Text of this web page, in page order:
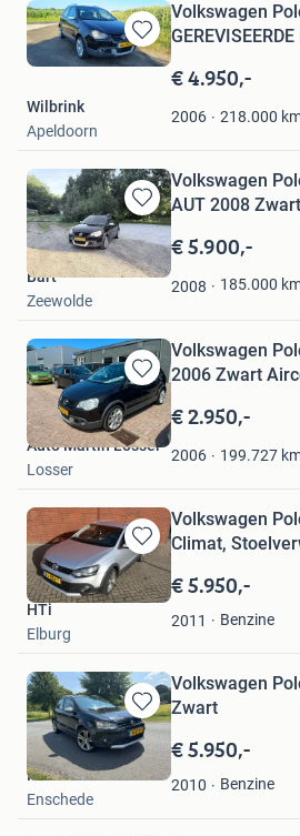
Bewaren
in
Favorieten
Volkswagen
€ 4.950,-
2006 218.000
Wilbrink
Apeldoorn
Bewaren
in
Mijn
Favorieten
Volkswagen
AUT 2008 Zwart
€ 5.900,-
2008 185.000
Bart
Zeewolde
Bewaren
in
Mijn
Favorieten
Volkswagen
2006 Zwart
€ 2.950,-
2006 199.727
Auto Martin Losser
Losser
Bewaren
in
Mijn
Favorieten
Volkswagen
Climat,
€ 5.950,-
2011 Benzine
HTi
Elburg
Bewaren
in
Mijn
Favorieten
Volkswagen
Zwart
€ 5.950,-
2010 Benzine
Michael
Enschede